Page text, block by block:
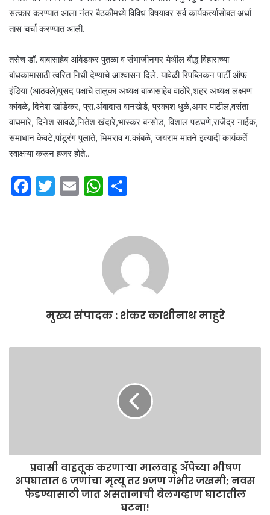
सत्कार करण्यात आला नंतर बैठकीमध्ये विविध विषयावर सर्व कार्यकर्त्यासोबत अर्धा
तास चर्चा करण्यात आली.
तसेच डॉ. बाबासाहेब आंबेडकर पुतळा व संभाजीनगर येथील बौद्ध विहाराच्या
बांधकामासाठी त्वरित निधी देण्याचे आश्वासन दिले. यावेळी रिपब्लिकन पार्टी ऑफ
इंडिया (आठवले)पुसद पक्षाचे तालुका अध्यक्ष बाळासाहेब वाठोरे,शहर अध्यक्ष लक्ष्मण
कांबळे, दिनेश खांडेकर, प्रा.अंबादास वानखेडे, प्रकाश धुळे,अमर पाटील,वसंता
वाघमारे, दिनेश सावळे,नितेश खंदारे,भास्कर बन्सोड, विशाल पडघणे,राजेंद्र नाईक,
समाधान केवटे,पांडुरंग पुलाते, भिमराव ग.कांबळे, जयराम मातने इत्यादी कार्यकर्ते
स्वाक्षऱ्या करून हजर होते..
F
T
E
W
s
A
p
p
e
मुख्य संपादक : शंकर काशीनाथ माहुरे
प्रवासी वाहतूक करणाऱ्या मालवाहू ॲपेच्या भीषण
अपघातात ६ जणांचा मृत्यू तर ९जण गंभीर जखमी; नवस
फेडण्यासाठी जात असतानाची बेलगव्हाण घाटातील
घटना!